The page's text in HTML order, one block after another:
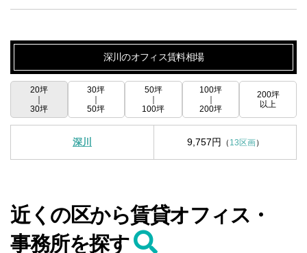
深川のオフィス賃料相場
20坪
｜
30坪
30坪
｜
50坪
50坪
｜
100坪
100坪
｜
200坪
200坪
以上
深川 9,757円 （ 13区画）
近くの区から賃貸オフィス・
事務所を探す